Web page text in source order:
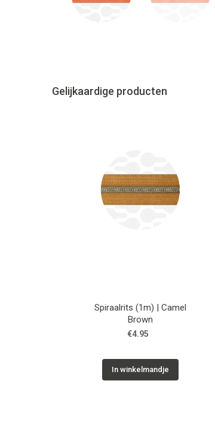
Gelijkaardige producten
Spiraalrits (1m) | Camel
Brown
€4.95
In winkelmandje